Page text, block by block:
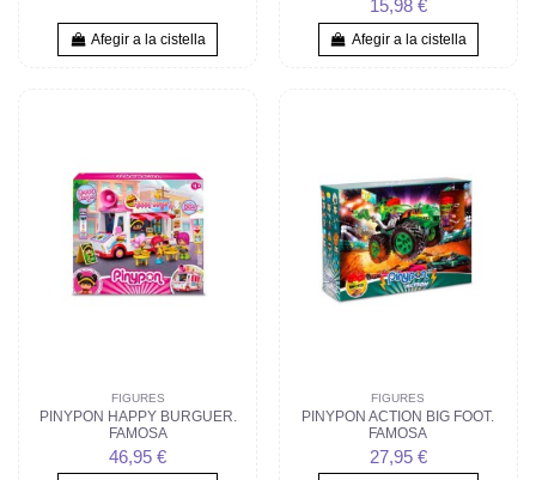
Afegir a la cistella
15,98 €
Afegir a la cistella
FIGURES
PINYPON HAPPY BURGUER.
FAMOSA
46,95 €
FIGURES
PINYPON ACTION BIG FOOT.
FAMOSA
27,95 €